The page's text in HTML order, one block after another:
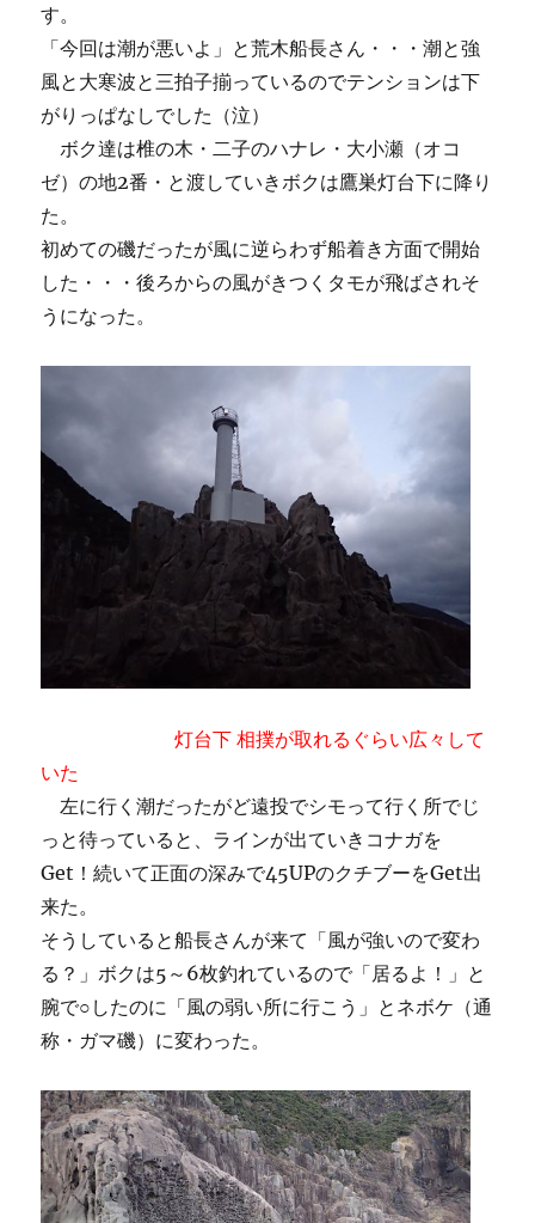
す。
「今回は潮が悪いよ」と荒木船長さん・・・潮と強
風と大寒波と三拍子揃っているのでテンションは下
がりっぱなしでした（泣）
ボク達は椎の木・二子のハナレ・大小瀬（オコ
ゼ）の地2番・と渡していきボクは鷹巣灯台下に降り
た。
初めての磯だったが風に逆らわず船着き方面で開始
した・・・後ろからの風がきつくタモが飛ばされそ
うになった。
灯台下 相撲が取れるぐらい広々して
いた
左に行く潮だったがど遠投でシモって行く所でじ
っと待っていると、ラインが出ていきコナガを
Get！続いて正面の深みで45UPのクチブーをGet出
来た。
そうしていると船長さんが来て「風が強いので変わ
る？」ボクは5～6枚釣れているので「居るよ！」と
腕で○したのに「風の弱い所に行こう」とネボケ（通
称・ガマ磯）に変わった。